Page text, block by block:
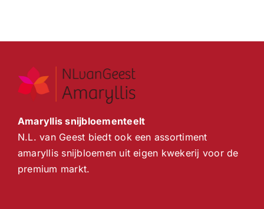
Amaryllis snijbloementeelt
N.L. van Geest biedt ook een assortiment
amaryllis snijbloemen uit eigen kwekerij voor de
premium markt.